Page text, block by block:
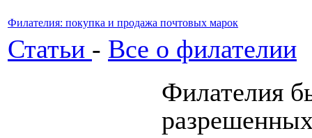
Филателия: покупка и продажа почтовых марок
Статьи - Все о филателии
Филателия